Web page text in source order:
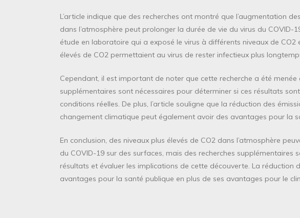
L’article indique que des recherches ont montré que l’augmentation
dans l’atmosphère peut prolonger la durée de vie du virus du COVID-
étude en laboratoire qui a exposé le virus à différents niveaux de
élevés de CO2 permettaient au virus de rester infectieux plus
Cependant, il est important de noter que cette recherche a été
supplémentaires sont nécessaires pour déterminer si ces résultats
conditions réelles. De plus, l’article souligne que la réduction des
changement climatique peut également avoir des avantages pour la
En conclusion, des niveaux plus élevés de CO2 dans l’atmosphère
du COVID-19 sur des surfaces, mais des recherches supplémentaires
résultats et évaluer les implications de cette découverte. La réduction
avantages pour la santé publique en plus de ses avantages pour le